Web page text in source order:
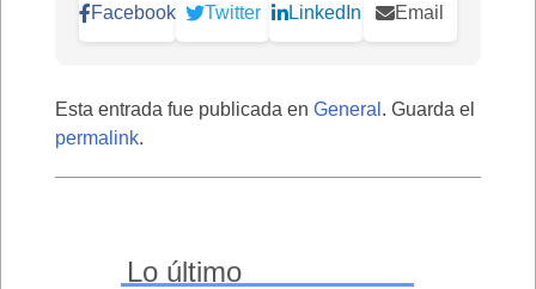
Facebook Twitter LinkedIn Email
Esta entrada fue publicada en General . Guarda el
permalink.
Lo último